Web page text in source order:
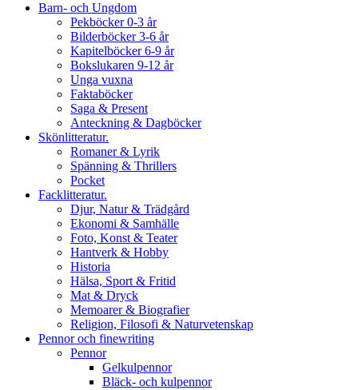
Barn- och Ungdom
Pekböcker 0-3 år
Bilderböcker 3-6 år
Kapitelböcker 6-9 år
Bokslukaren 9-12 år
Unga vuxna
Faktaböcker
Saga & Present
Anteckning & Dagböcker
Skönlitteratur.
Romaner & Lyrik
Spänning & Thrillers
Pocket
Facklitteratur.
Djur, Natur & Trädgård
Ekonomi & Samhälle
Foto, Konst & Teater
Hantverk & Hobby
Historia
Hälsa, Sport & Fritid
Mat & Dryck
Memoarer & Biografier
Religion, Filosofi & Naturvetenskap
Pennor och finewriting
Pennor
Gelkulpennor
Bläck- och kulpennor